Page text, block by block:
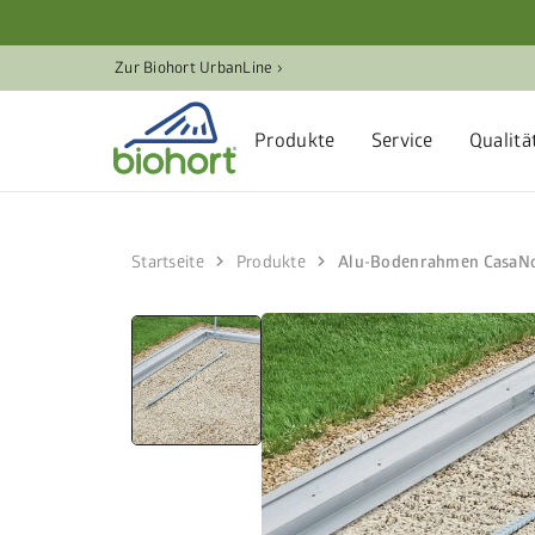
Zur Biohort UrbanLine ›
Produkte Service
Startseite chevron_right Produkte chevron_right Alu-Bodenrahmen